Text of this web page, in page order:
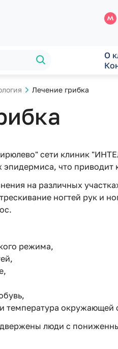
О
Лечение грибка
сети клиник
эпидермиса, что
на различных
ногтей рук и
режима,
температура окружающей
люди с